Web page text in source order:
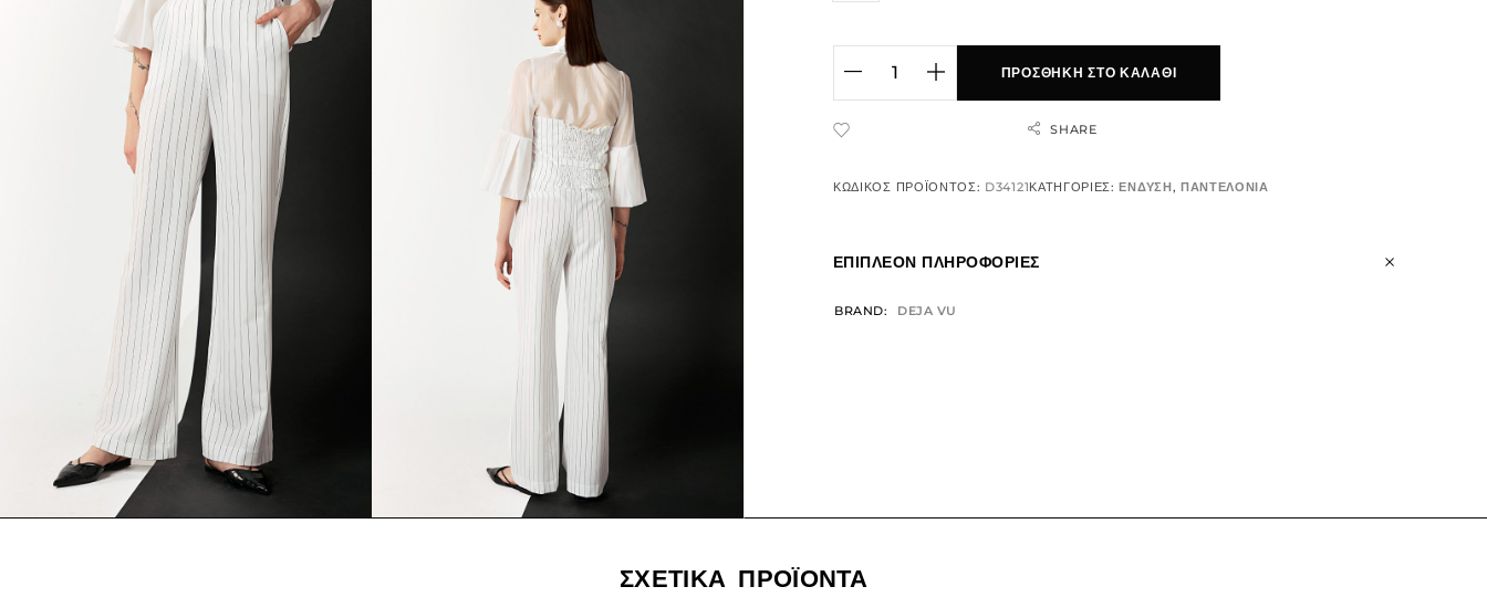
ΠΡΟΣΘΉΚΗ ΣΤΟ ΚΑΛΆΘΙ
SHARE
ΚΩΔΙΚΌΣ ΠΡΟΪΌΝΤΟΣ: D34121ΚΑΤΗΓΟΡΊΕΣ:ΕΝΔΥΣΗ, ΠΑΝΤΕΛΟΝΙΑ
ΕΠΙΠΛΈΟΝ ΠΛΗΡΟΦΟΡΊΕΣ
BRAND DEJA VU
ΣΧΕΤΙΚΆ ΠΡΟΪΌΝΤΑ